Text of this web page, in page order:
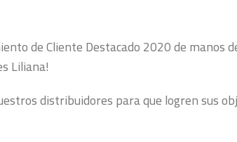
de Cliente Destacado 2020 de manos
Liliana!
distribuidores para que logren sus